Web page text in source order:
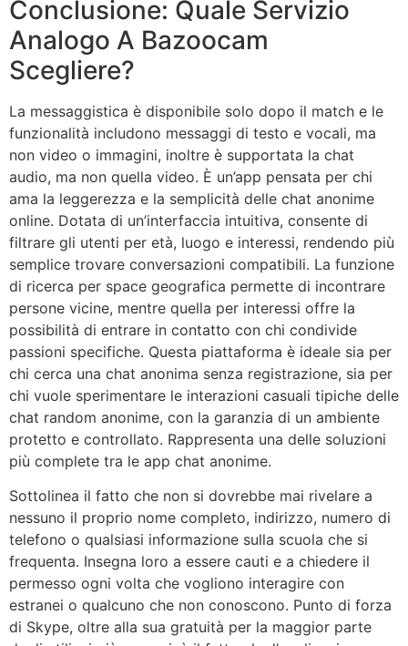
Conclusione: Quale Servizio
Analogo A Bazoocam
Scegliere?
La messaggistica è disponibile solo dopo il match e le
funzionalità includono messaggi di testo e vocali, ma
non video o immagini, inoltre è supportata la chat
audio, ma non quella video. È un’app pensata per chi
ama la leggerezza e la semplicità delle chat anonime
online. Dotata di un’interfaccia intuitiva, consente di
filtrare gli utenti per età, luogo e interessi, rendendo più
semplice trovare conversazioni compatibili. La funzione
di ricerca per space geografica permette di incontrare
persone vicine, mentre quella per interessi offre la
possibilità di entrare in contatto con chi condivide
passioni specifiche. Questa piattaforma è ideale sia per
chi cerca una chat anonima senza registrazione, sia per
chi vuole sperimentare le interazioni casuali tipiche delle
chat random anonime, con la garanzia di un ambiente
protetto e controllato. Rappresenta una delle soluzioni
più complete tra le app chat anonime.
Sottolinea il fatto che non si dovrebbe mai rivelare a
nessuno il proprio nome completo, indirizzo, numero di
telefono o qualsiasi informazione sulla scuola che si
frequenta. Insegna loro a essere cauti e a chiedere il
permesso ogni volta che vogliono interagire con
estranei o qualcuno che non conoscono. Punto di forza
di Skype, oltre alla sua gratuità per la maggior parte